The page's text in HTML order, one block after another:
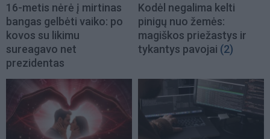
16-metis nėrė į mirtinas
bangas gelbėti vaiko: po
kovos su likimu
sureagavo net
prezidentas
Kodėl negalima kelti
pinigų nuo žemės:
magiškos priežastys ir
tykantys pavojai (2)